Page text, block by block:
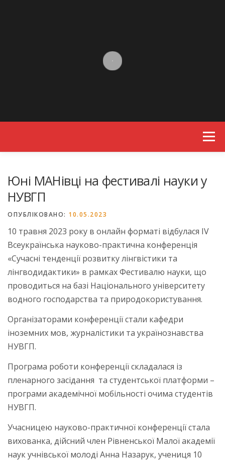
Menu
Юні МАНівці на фестивалі науки у
НУВГП
ОПУБЛІКОВАНО: 10.05.2023
10 травня 2023 року в онлайн форматі відбулася IV
Всеукраїнська науково-практична конференція
«Сучасні тенденції розвитку лінгвістики та
лінгводидактики» в рамках Фестивалю науки, що
проводиться на базі Національного університету
водного господарства та природокористування.
Організаторами конференції стали кафедри
іноземних мов, журналістики та українознавства
НУВГП.
Програма роботи конференції складалася із
пленарного засідання та студентської платформи ­–
програми академічної мобільності очима студентів
НУВГП.
Учасницею науково-практичної конференції стала
вихованка, дійсний член Рівненської Малої академії
наук учнівської молоді Анна Назарук, учениця 10